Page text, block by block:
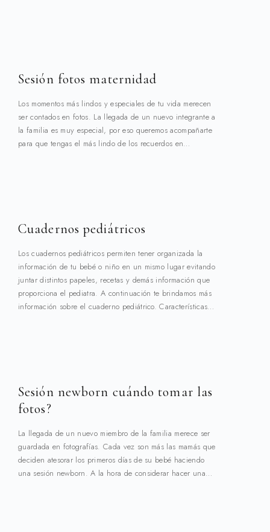
Sesión fotos maternidad
Los momentos más lindos y especiales de tu vida merecen
ser contados en fotos. La llegada de un nuevo integrante a
la familia es muy especial, por eso queremos acompañarte
para que tengas el más lindo de los recuerdos en…
Cuadernos pediátricos
Los cuadernos pediátricos permiten tener organizada la
información de tu bebé o niño en un mismo lugar evitando
juntar distintos papeles, recetas y demás información que
proporciona el pediatra. A continuación te brindamos más
información sobre el cuaderno pediátrico. Características…
Sesión newborn cuándo tomar las
fotos?
La llegada de un nuevo miembro de la familia merece ser
guardada en fotografías. Cada vez son más las mamás que
deciden atesorar los primeros días de su bebé haciendo
una sesión newborn. A la hora de considerar hacer una…